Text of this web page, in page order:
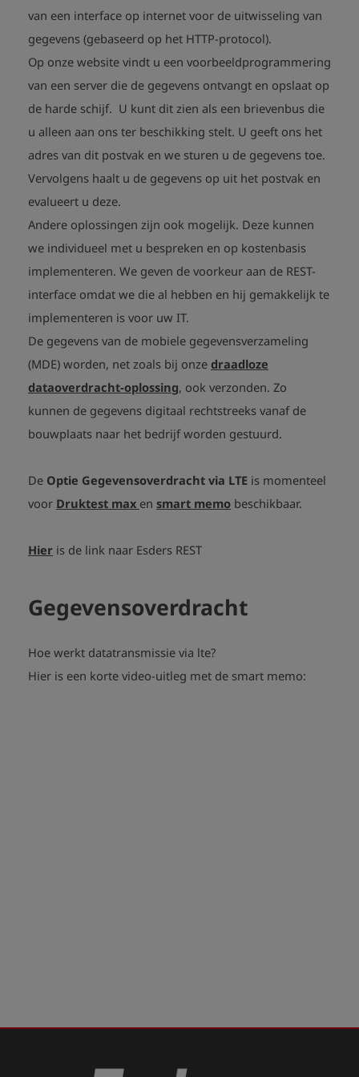
van een interface op internet voor de uitwisseling van
gegevens (gebaseerd op het HTTP-protocol).
Op onze website vindt u een voorbeeldprogrammering
van een server die de gegevens ontvangt en opslaat op
de harde schijf. U kunt dit zien als een brievenbus die
u alleen aan ons ter beschikking stelt. U geeft ons het
adres van dit postvak en we sturen u de gegevens toe.
Vervolgens haalt u de gegevens op uit het postvak en
evalueert u deze.
Andere oplossingen zijn ook mogelijk. Deze kunnen
we individueel met u bespreken en op kostenbasis
implementeren. We geven de voorkeur aan de REST-
interface omdat we die al hebben en hij gemakkelijk te
implementeren is voor uw IT.
De gegevens van de mobiele gegevensverzameling
(MDE) worden, net zoals bij onze draadloze
dataoverdracht-oplossing, ook verzonden. Zo
kunnen de gegevens digitaal rechtstreeks vanaf de
bouwplaats naar het bedrijf worden gestuurd.
De Optie Gegevensoverdracht via LTE is momenteel
voor Druktest max en smart memo beschikbaar.
Hier is de link naar Esders REST
Gegevensoverdracht
Hoe werkt datatransmissie via lte?
Hier is een korte video-uitleg met de smart memo:
play_arrow